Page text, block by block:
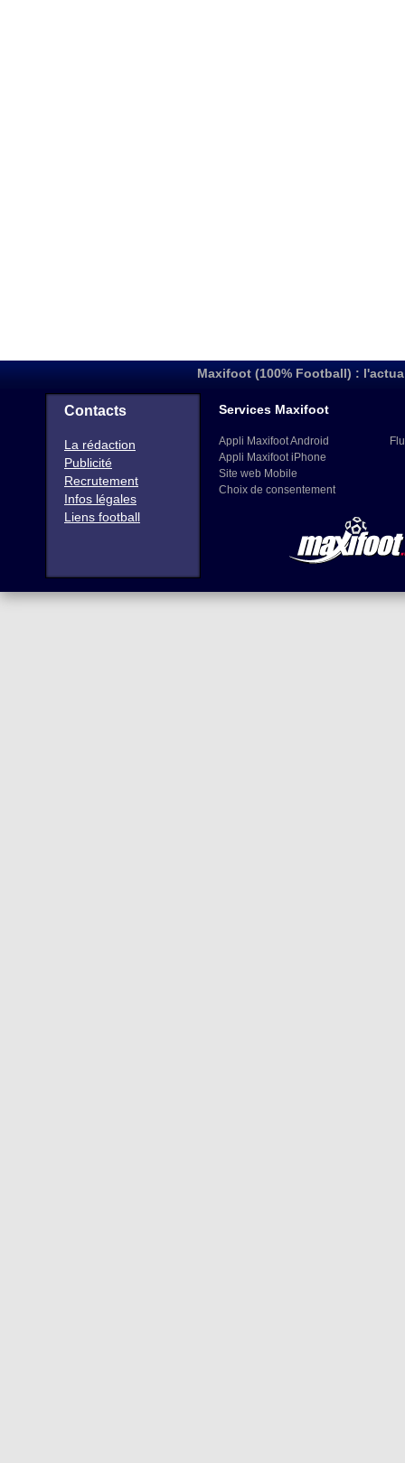
Maxifoot (100% Football) :
Contacts
La rédaction
Publicité
Recrutement
Infos légales
Liens football
Services Maxifoot
Appli Maxifoot Android
Appli Maxifoot iPhone
Site web Mobile
Choix de consentement